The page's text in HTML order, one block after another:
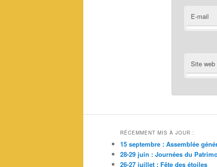
E-mail
Site web
RÉCEMMENT MIS À JOUR :
15 septembre : Assemblée
28-29 juin : Journées du
26-27 juillet : Fête des étoiles